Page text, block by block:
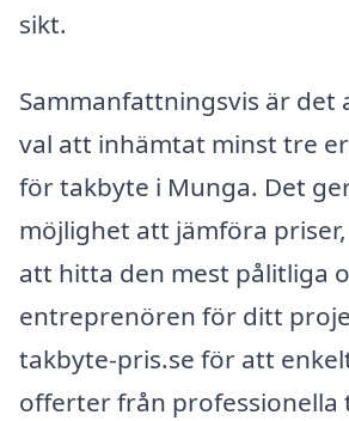
sikt.
Sammanfattningsvis är det
val att inhämtat minst tre
för takbyte i Munga. Det
möjlighet att jämföra
att hitta den mest pålitliga
entreprenören för ditt
takbyte-pris.se för att
offerter från professionella